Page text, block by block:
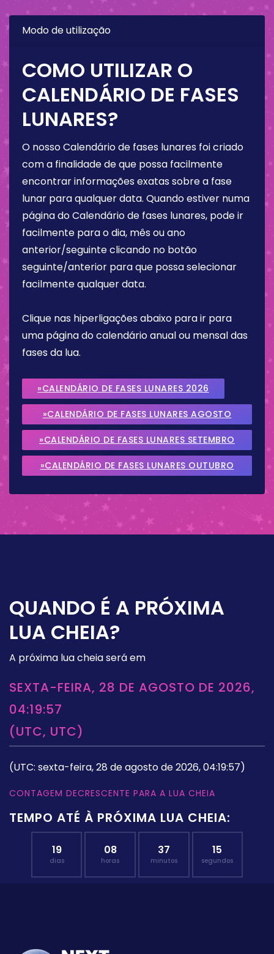
Modo de utilização
COMO UTILIZAR O
CALENDÁRIO DE FASES
LUNARES?
O nosso Calendário de fases lunares foi criado
com a finalidade de que possa facilmente
encontrar informações exatas sobre a fase
lunar para qualquer data. Quando estiver numa
página do Calendário de fases lunares, pode ir
facilmente para o dia, mês ou ano
anterior/seguinte clicando no botão
seguinte/anterior para que possa selecionar
facilmente qualquer data.
Clique nas hiperligações abaixo para ir para
uma página do calendário anual ou mensal das
fases da lua.
»CALENDÁRIO DE FASES LUNARES 2026
»CALENDÁRIO DE FASES LUNARES AGOSTO
2026
»CALENDÁRIO DE FASES LUNARES SETEMBRO
2026
»CALENDÁRIO DE FASES LUNARES OUTUBRO
QUANDO É A PRÓXIMA
LUA CHEIA?
A próxima lua cheia será em
SEXTA-FEIRA, 28 DE AGOSTO DE 2026,
04:19:57
(UTC, UTC)
(UTC: sexta-feira, 28 de agosto de 2026, 04:19:57)
CONTAGEM DECRESCENTE PARA A LUA CHEIA
TEMPO ATÉ À PRÓXIMA LUA CHEIA:
19
dias
08
horas
37
minutos
14
segundos